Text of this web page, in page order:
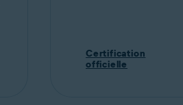
Certification
officielle